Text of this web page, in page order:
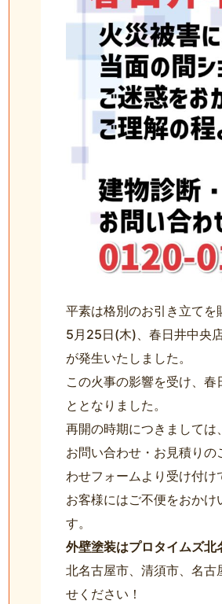
平素は格別のお引き立てを
5月25日(木)、春日井中央
が発生いたしました。
この火事の影響を受け、
ととなりました。
再開の時期につきましては
お問い合わせ・お見積り
わせフォームより受け付け
お客様にはご不便をおか
す。
外壁塗装はプロタイムズ
北名古屋市、清須市、名
せください！